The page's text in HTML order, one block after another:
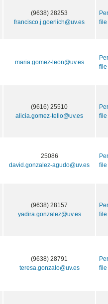
(9638) 28253
francisco.j.goerlich@uv.es
file
maria.gomez-leon@uv.es
file
(9616) 25510
alicia.gomez-tello@uv.es
file
25086
david.gonzalez-agudo@uv.es
file
(9638) 28157
yadira.gonzalez@uv.es
file
(9638) 28791
teresa.gonzalo@uv.es
file